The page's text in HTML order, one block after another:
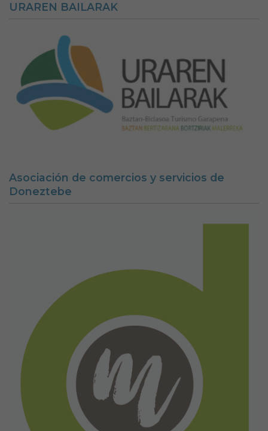
URAREN BAILARAK
Asociación de comercios y servicios de
Doneztebe